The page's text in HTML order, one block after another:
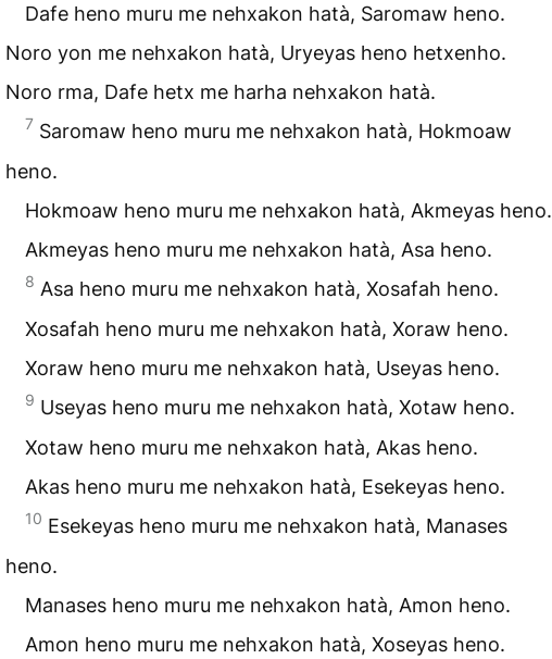
Dafe heno muru me nehxakon hatà, Saromaw heno.
Noro yon me nehxakon hatà, Uryeyas heno hetxenho.
Noro rma, Dafe hetx me harha nehxakon hatà.
7 Saromaw heno muru me nehxakon hatà, Hokmoaw
heno.
Hokmoaw heno muru me nehxakon hatà, Akmeyas heno.
Akmeyas heno muru me nehxakon hatà, Asa heno.
8 Asa heno muru me nehxakon hatà, Xosafah heno.
Xosafah heno muru me nehxakon hatà, Xoraw heno.
Xoraw heno muru me nehxakon hatà, Useyas heno.
9 Useyas heno muru me nehxakon hatà, Xotaw heno.
Xotaw heno muru me nehxakon hatà, Akas heno.
Akas heno muru me nehxakon hatà, Esekeyas heno.
10 Esekeyas heno muru me nehxakon hatà, Manases
heno.
Manases heno muru me nehxakon hatà, Amon heno.
Amon heno muru me nehxakon hatà, Xoseyas heno.